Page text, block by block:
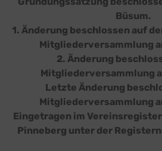
Büsum.
1. Änderung beschlossen auf
Mitgliederversammlung
2. Änderung
Mitgliederversammlung
Letzte Änderung
Mitgliederversammlung
Eingetragen im
Pinneberg unter der